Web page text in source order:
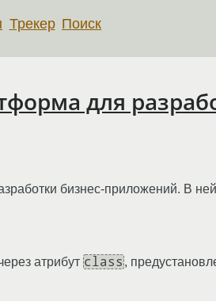
Трекер Поиск
для
бизнес-приложений. В
атрибут class ,